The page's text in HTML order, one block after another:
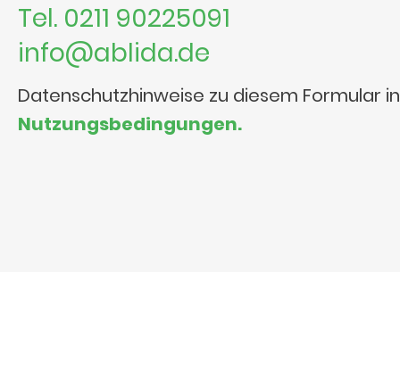
Tel. 0211 90225091
info@ablida.de
Datenschutzhinweise zu diesem Formular
Nutzungsbedingungen.